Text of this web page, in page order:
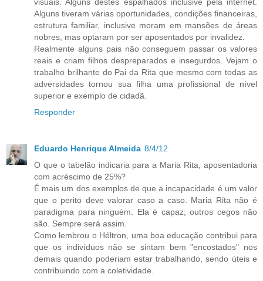
Alguns tiveram várias oportunidades, condições financeiras,
estrutura familiar, inclusive moram em mansões de áreas
nobres, mas optaram por ser aposentados por invalidez.
Realmente alguns pais não conseguem passar os valores
reais e criam filhos despreparados e insegurdos. Vejam o
trabalho brilhante do Pai da Rita que mesmo com todas as
adversidades tornou sua filha uma profissional de nível
superior e exemplo de cidadã.
Responder
Eduardo Henrique Almeida 8/4/12
O que o tabelão indicaria para a Maria Rita, aposentadoria
com acréscimo de 25%?
É mais um dos exemplos de que a incapacidade é um valor
que o perito deve valorar caso a caso. Maria Rita não é
paradigma para ninguém. Ela é capaz; outros cegos não
são. Sempre será assim.
Como lembrou o Héltron, uma boa educação contribui para
que os indivíduos não se sintam bem "encostados" nos
demais quando poderiam estar trabalhando, sendo úteis e
contribuindo com a coletividade.